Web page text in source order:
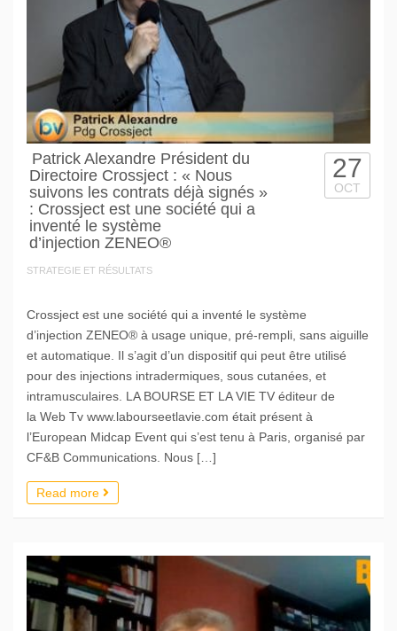
Patrick Alexandre Président du
Directoire Crossject : « Nous
suivons les contrats déjà signés »
: Crossject est une société qui a
inventé le système
d’injection ZENEO®
STRATEGIE ET RÉSULTATS
27
OCT
Crossject est une société qui a inventé le système
d’injection ZENEO® à usage unique, pré-rempli, sans aiguille
et automatique. Il s’agit d’un dispositif qui peut être utilisé
pour des injections intradermiques, sous cutanées, et
intramusculaires. LA BOURSE ET LA VIE TV éditeur de
la Web Tv www.labourseetlavie.com était présent à
l’European Midcap Event qui s’est tenu à Paris, organisé par
CF&B Communications. Nous […]
Read more